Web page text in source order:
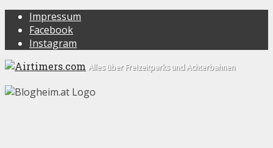
Impressum
Facebook
Instagram
Alles über Freizeitparks und Achterbahnen